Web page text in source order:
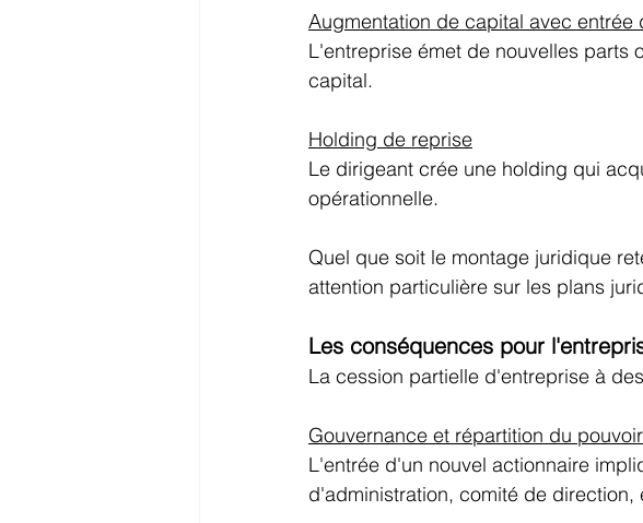
Augmentation de capital avec entrée
L'entreprise émet de nouvelles parts
capital.
Holding de reprise
Le dirigeant crée une holding qui
opérationnelle.
Quel que soit le montage juridique
attention particulière sur les plans
Les conséquences pour
La cession partielle d'entreprise à
Gouvernance et répartition du pouvoir
L'entrée d'un nouvel actionnaire
d'administration, comité de